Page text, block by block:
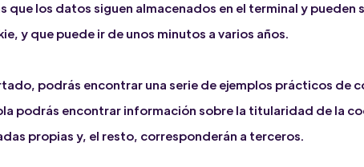
que los datos siguen almacenados en el terminal y
y que puede ir de unos minutos a varios años.
podrás encontrar una serie de ejemplos prácticos de
podrás encontrar información sobre la titularidad de la
propias y, el resto, corresponderán a terceros.